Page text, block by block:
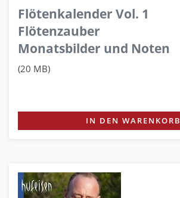
Flötenkalender Vol. 1
Flötenzauber
Monatsbilder und Noten
(20 MB)
IN DEN WARENKORB